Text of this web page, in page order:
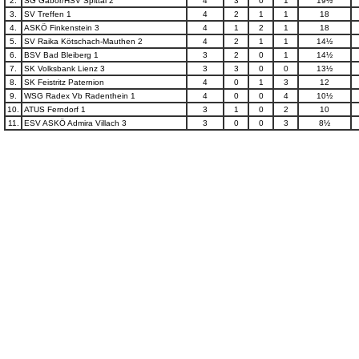
3.
SV Treffen 1 4 2 1 1 18
4.
ASKÖ Finkenstein 3 4 1 2 1 18
5.
SV Raika Kötschach-Mauthen 2 4 2 1 1 14½
6.
BSV Bad Bleiberg 1 3 2 0 1 14½
7.
SK Volksbank Lienz 3 3 3 0 0 13½
8.
SK Feistritz Paternion 4 0 1 3 12
9.
WSG Radex Vb Radenthein 1 4 0 0 4 10½
10.
ATUS Ferndorf 1 3 1 0 2 10
11.
ESV ASKÖ Admira Villach 3 3 0 0 3 8½